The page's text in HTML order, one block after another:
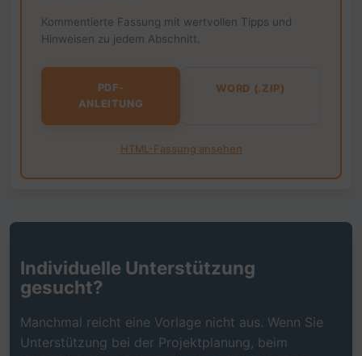
Kommentierte Fassung mit wertvollen Tipps und
Hinweisen zu jedem Abschnitt.
PDF-
ANLEITUNG
WORD (.ZIP)
HTML-Fassung ansehen
Individuelle Unterstützung
gesucht?
Manchmal reicht eine Vorlage nicht aus. Wenn Sie
Unterstützung bei der Projektplanung, beim